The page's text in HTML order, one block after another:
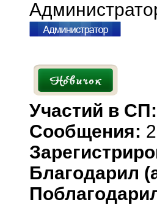
Участий в СП:
Сообщения:
Благодарил